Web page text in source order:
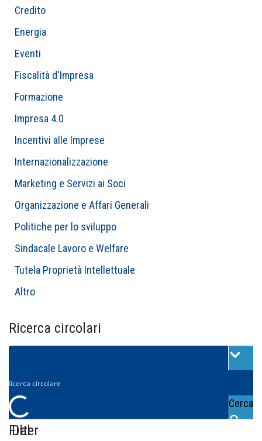
Credito
Energia
Eventi
Fiscalità d'Impresa
Formazione
Impresa 4.0
Incentivi alle Imprese
Internazionalizzazione
Marketing e Servizi ai Soci
Organizzazione e Affari Generali
Politiche per lo sviluppo
Sindacale Lavoro e Welfare
Tutela Proprietà Intellettuale
Altro
Ricerca circolari
Cerca
Filter
Dal